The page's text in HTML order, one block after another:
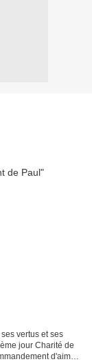
vertus et ses
jour Charité de
d'aimer